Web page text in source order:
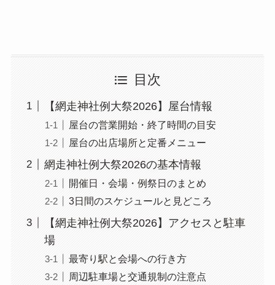
目次
【網走神社例大祭2026】屋台情報
屋台の営業開始・終了時間の目安
屋台の出店場所と定番メニュー
網走神社例大祭2026の基本情報
開催日・会場・例祭日のまとめ
3日間のスケジュールと見どころ
【網走神社例大祭2026】アクセスと駐車
場
最寄り駅と会場への行き方
周辺駐車場と交通規制の注意点